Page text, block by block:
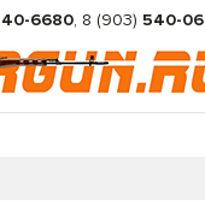
6680, 8 (903) 540-